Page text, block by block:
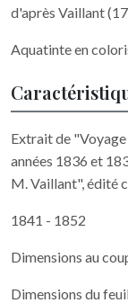
d'après Vaillant
Aquatinte en
Extrait de
années 1836 et
M. Vaillant", édité
1841 - 1852
Dimensions au
Dimensions du